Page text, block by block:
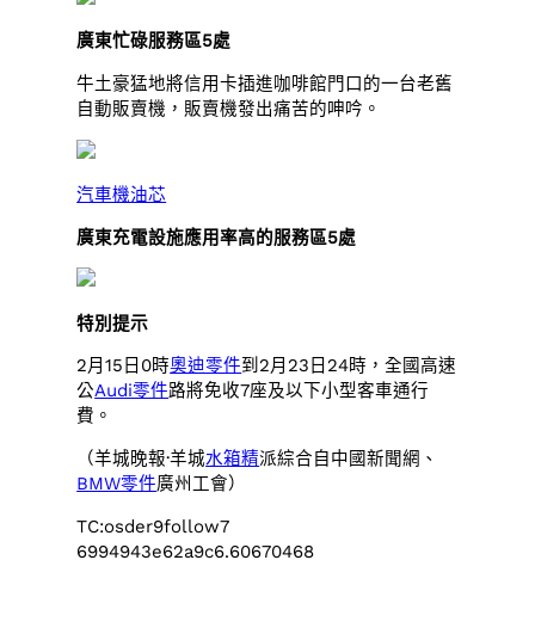
廣東忙碌服務區5處
牛土豪猛地將信用卡插進咖啡館門口的一台老舊
自動販賣機，販賣機發出痛苦的呻吟。
汽車機油芯
廣東充電設施應用率高的服務區5處
特別提示
2月15日0時奧迪零件到2月23日24時，全國高速
公Audi零件路將免收7座及以下小型客車通行
費。
（羊城晚報·羊城水箱精派綜合自中國新聞網、
BMW零件廣州工會）
TC:osder9follow7
6994943e62a9c6.60670468